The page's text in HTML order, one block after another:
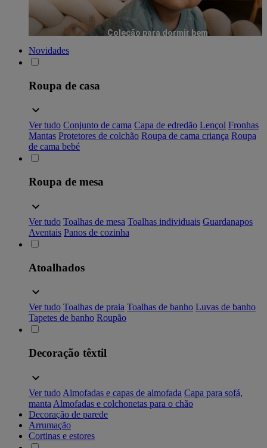
Coleção para dormir bem
Novidades
Roupa de casa
Ver tudo Conjunto de cama Capa de edredão Lençol Fronhas
Mantas Protetores de colchão Roupa de cama criança Roupa
de cama bebé
Roupa de mesa
Ver tudo Toalhas de mesa Toalhas individuais Guardanapos
Aventais Panos de cozinha
Atoalhados
Ver tudo Toalhas de praia Toalhas de banho Luvas de banho
Tapetes de banho Roupão
Decoração têxtil
Ver tudo Almofadas e capas de almofada Capa para sofá,
manta Almofadas e colchonetas para o chão
Decoração de parede
Arrumação
Cortinas e estores